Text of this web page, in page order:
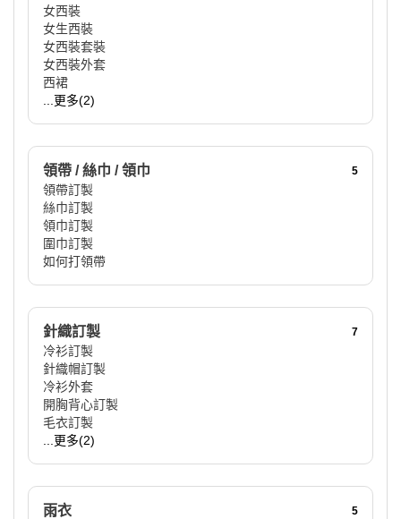
女西裝
女生西裝
女西裝套裝
女西裝外套
西裙
...更多(2)
領帶 / 絲巾 / 領巾 5
領帶訂製
絲巾訂製
領巾訂製
圍巾訂製
如何打領帶
針織訂製 7
冷衫訂製
針織帽訂製
冷衫外套
開胸背心訂製
毛衣訂製
...更多(2)
雨衣 5